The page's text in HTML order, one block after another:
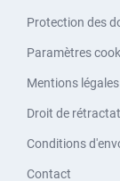
Protection des
Paramètres
Mentions légales
Droit de
Conditions
Contact